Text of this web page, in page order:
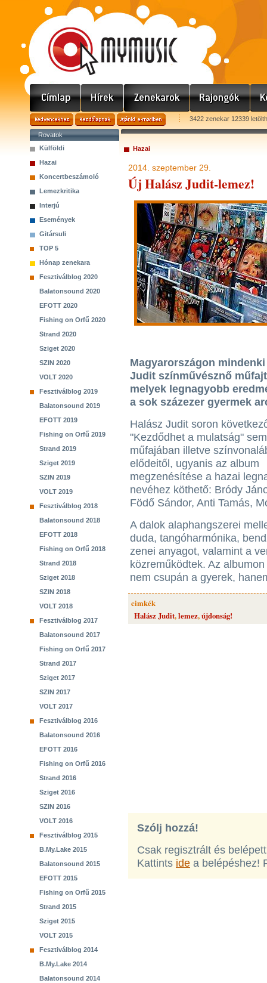
3422 zenekar 12339
Rovatok
Külföldi
Hazai
Koncertbeszámoló
Lemezkritika
Interjú
Események
Gitársuli
TOP 5
Hónap zenekara
Fesztiválblog 2020
Balatonsound 2020
EFOTT 2020
Fishing on Orfű 2020
Strand 2020
Sziget 2020
SZIN 2020
VOLT 2020
Fesztiválblog 2019
Balatonsound 2019
EFOTT 2019
Fishing on Orfű 2019
Strand 2019
Sziget 2019
SZIN 2019
VOLT 2019
Fesztiválblog 2018
Balatonsound 2018
EFOTT 2018
Fishing on Orfű 2018
Strand 2018
Sziget 2018
SZIN 2018
VOLT 2018
Fesztiválblog 2017
Balatonsound 2017
Fishing on Orfű 2017
Strand 2017
Sziget 2017
SZIN 2017
VOLT 2017
Fesztiválblog 2016
Balatonsound 2016
EFOTT 2016
Fishing on Orfű 2016
Strand 2016
Sziget 2016
SZIN 2016
VOLT 2016
Fesztiválblog 2015
B.My.Lake 2015
Balatonsound 2015
EFOTT 2015
Fishing on Orfű 2015
Strand 2015
Sziget 2015
VOLT 2015
Fesztiválblog 2014
B.My.Lake 2014
Balatonsound 2014
Hazai
2014. szeptember 29.
Új Halász Judit-lemez!
Magyarországon
Judit színművésznő
melyek legnagyobb
a sok százezer gyermek
Halász Judit soron
"Kezdődhet a mulatság"
műfajában illetve
elődeitől, ugyanis az album
megzenésítése a hazai
nevéhez köthető: Bródy
Födő Sándor, Anti Tamás,
A dalok alaphangszerei
duda, tangóharmónika,
zenei anyagot, valamint a
közreműködtek. Az
nem csupán a gyerek,
cimkék
Halász Judit,lemez,újdonság!
Szólj hozzá!
Csak regisztrált és
Kattints ide a belépéshez!